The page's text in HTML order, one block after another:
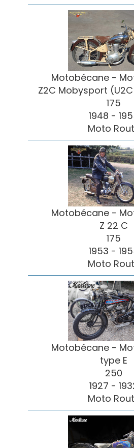
Motobécane -
Z2C Mobysport
175
1948 -
Moto
Motobécane -
Z 22 C
175
1953 -
Moto
Motobécane -
type E
250
1927 -
Moto